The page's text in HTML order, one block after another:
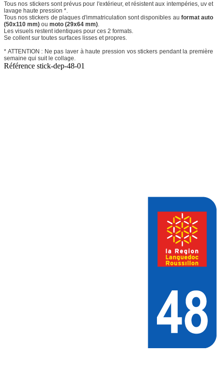
Tous nos stickers sont prévus pour l'extérieur, et résistent aux intempéries, uv et
lavage haute pression *.
Tous nos stickers de plaques d'immatriculation sont disponibles au format auto
(50x110 mm) ou moto (29x64 mm).
Les visuels restent identiques pour ces 2 formats.
Se collent sur toutes surfaces lisses et propres.
* ATTENTION : Ne pas laver à haute pression vos stickers pendant la première
semaine qui suit le collage.
Référence stick-dep-48-01